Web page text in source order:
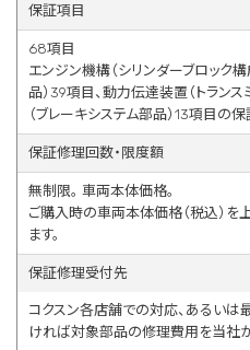
保証項目
68項目
エンジン機構（シリンダーブロック
品）39項目、動力伝達装置（トラン
（ブレーキシステム部品）13項目の保
保証修理回数・限度額
無制限。 車両本体価格。
ご購入時の車両本体価格（税込）
ます。
保証修理受付先
コクスン各店舗での対応、あるい
ければ対象部品の修理費用を当社が